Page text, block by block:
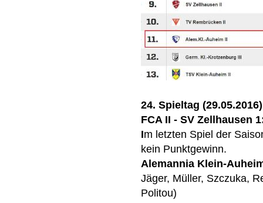
24. Spieltag (29.05.2016)
FCA II - SV Zellhausen
Im letzten Spiel der
kein Punktgewinn.
Alemannia Klein-
Jäger, Müller, Szczuka,
Politou)